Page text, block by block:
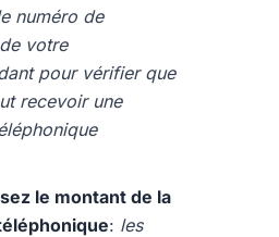
numéro de
votre
pour vérifier que
recevoir une
le montant de la
: les